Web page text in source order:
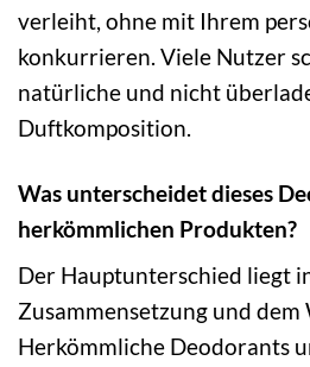
verleiht, ohne mit Ihrem
konkurrieren. Viele Nutzer
natürliche und nicht
Duftkomposition.
Was unterscheidet dieses
herkömmlichen Produkten?
Der Hauptunterschied liegt
Zusammensetzung und
Herkömmliche Deodorants